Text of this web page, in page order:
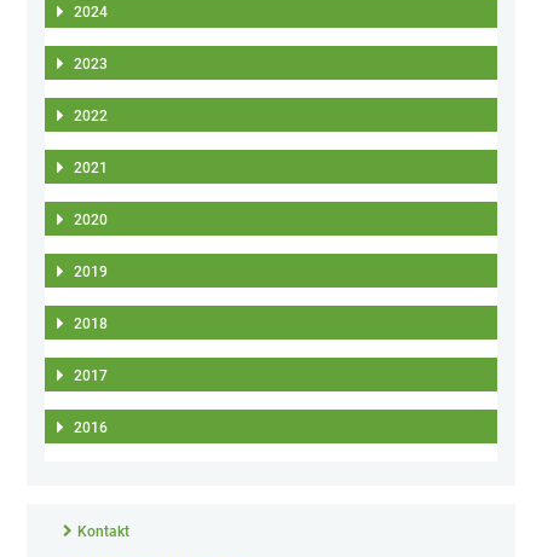
2024
2023
2022
2021
2020
2019
2018
2017
2016
Kontakt